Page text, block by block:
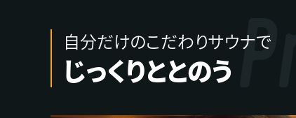
自分だけのこだわりサウナで
じっくりととのう